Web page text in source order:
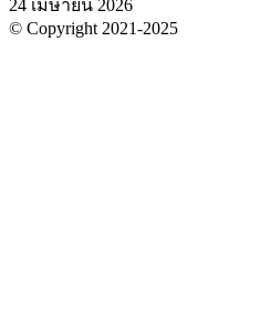
24 เมษายน 2026
© Copyright 2021-2025